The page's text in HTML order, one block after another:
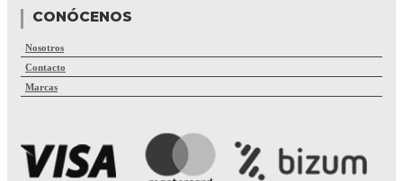
CONÓCENOS
Nosotros
Contacto
Marcas